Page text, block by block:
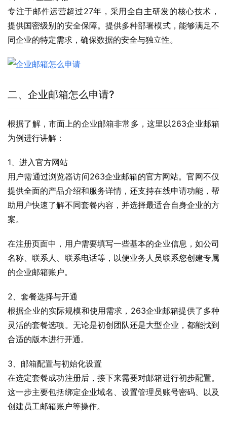
专注于邮件运营超过27年，采用全自主研发的核心技术，
提供国密级别的安全保障。提供多种部署模式，能够满足不
同企业的特定需求，确保数据的安全与独立性。
二、企业邮箱怎么申请?
根据了解，市面上的企业邮箱非常多，这里以263企业邮箱
为例进行讲解：
1、进入官方网站
用户需通过浏览器访问263企业邮箱的官方网站。官网不仅
提供全面的产品介绍和服务详情，还支持在线申请功能，帮
助用户快速了解不同套餐内容，并选择最适合自身企业的方
案。
在注册页面中，用户需要填写一些基本的企业信息，如公司
名称、联系人、联系电话等，以便业务人员联系您创建专属
的企业邮箱账户。
2、套餐选择与开通
根据企业的实际规模和使用需求，263企业邮箱提供了多种
灵活的套餐选项。无论是初创团队还是大型企业，都能找到
合适的版本进行开通。
3、邮箱配置与初始化设置
在选定套餐成功注册后，接下来需要对邮箱进行初步配置。
这一步主要包括绑定企业域名、设置管理员账号密码、以及
创建员工邮箱账户等操作。